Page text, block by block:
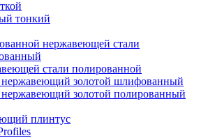
тонкий
нержавеющей стали
стали полированной
золотой шлифованный
золотой полированный
плинтус